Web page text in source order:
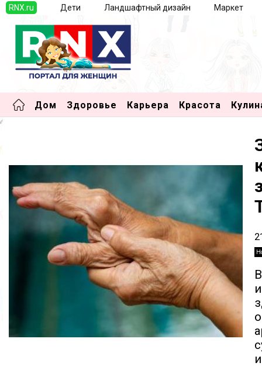
RNX.ru Дети Ландшафтный дизайн Маркет
Дом Здоровье Карьера Красота